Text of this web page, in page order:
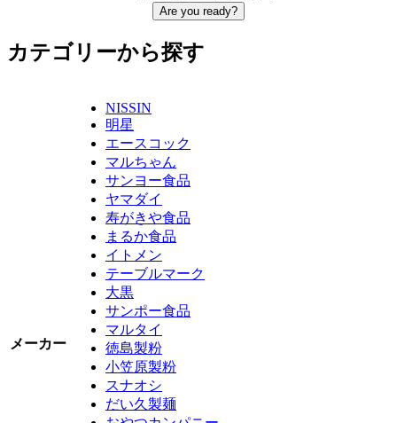
Are you ready?
カテゴリーから探す
メーカー
NISSIN
明星
エースコック
マルちゃん
サンヨー食品
ヤマダイ
寿がきや食品
まるか食品
イトメン
テーブルマーク
大黒
サンポー食品
マルタイ
徳島製粉
小笠原製粉
スナオシ
だい久製麺